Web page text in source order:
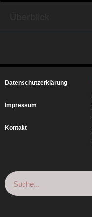
Datenschutzerklärung
Impressum
Kontakt